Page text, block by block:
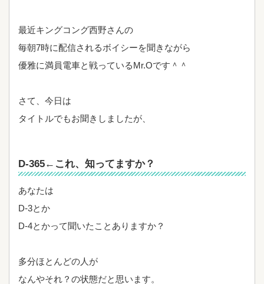
最近キングコング西野さんの
毎朝7時に配信されるボイシーを聞きながら
優雅に満員電車と戦っているMr.Oです＾＾
さて、今日は
タイトルでもお聞きしましたが、
D-365←これ、知ってますか？
あなたは
D-3とか
D-4とかって聞いたことありますか？
多分ほとんどの人が
なんやそれ？の状態だと思います。